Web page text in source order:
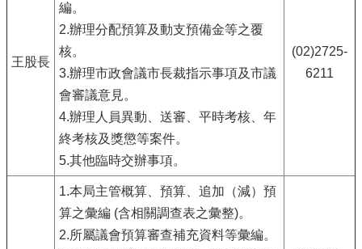
王股長
編。
2.辦理分配預算及動支預備金等之覆
核。
3.辦理市政會議市長裁指示事項及市議
會審議意見。
4.辦理人員異動、送審、平時考核、年
終考核及獎懲等案件。
5.其他臨時交辦事項。
(02)2725-
6211
1.本局主管概算、預算、追加（減）預
算之彙編 (含相關調查表之彙整)。
2.所屬議會預算審查補充資料等彙編。